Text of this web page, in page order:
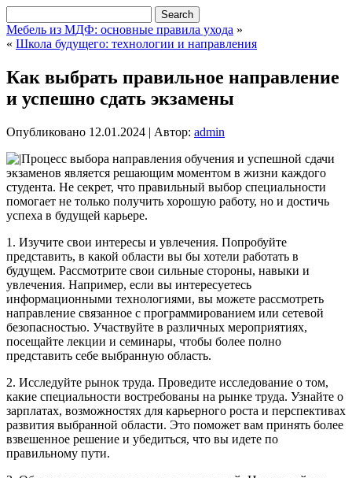
Мебель из МДФ: основные правила ухода »
« Школа будущего: технологии и направления
Как выбрать правильное направление
и успешно сдать экзамены
Опубликовано 12.01.2024 | Автор: admin
Процесс выбора направления обучения и успешной сдачи
экзаменов является решающим моментом в жизни каждого
студента. Не секрет, что правильный выбор специальности
помогает не только получить хорошую работу, но и достичь
успеха в будущей карьере.
1. Изучите свои интересы и увлечения. Попробуйте
представить, в какой области вы бы хотели работать в
будущем. Рассмотрите свои сильные стороны, навыки и
увлечения. Например, если вы интересуетесь
информационными технологиями, вы можете рассмотреть
направление связанное с программированием или сетевой
безопасностью. Участвуйте в различных мероприятиях,
посещайте лекции и семинары, чтобы более полно
представить себе выбранную область.
2. Исследуйте рынок труда. Проведите исследование о том,
какие специальности востребованы на рынке труда. Узнайте о
зарплатах, возможностях для карьерного роста и перспективах
развития выбранной области. Это поможет вам принять более
взвешенное решение и убедиться, что вы идете по
правильному пути.